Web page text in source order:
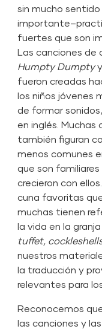
sin mucho
fuertes que son
Las canciones de
Humpty Dumptyy
fueron creadas
los niños jóvenes
de formar
en inglés. Muchas
también figuran
menos comunes
que son
crecieron con
cuna favoritas
muchas tienen
la vida en la
tuffet,
nuestros
la traducción y
relevantes para
Reconocemos
las canciones y